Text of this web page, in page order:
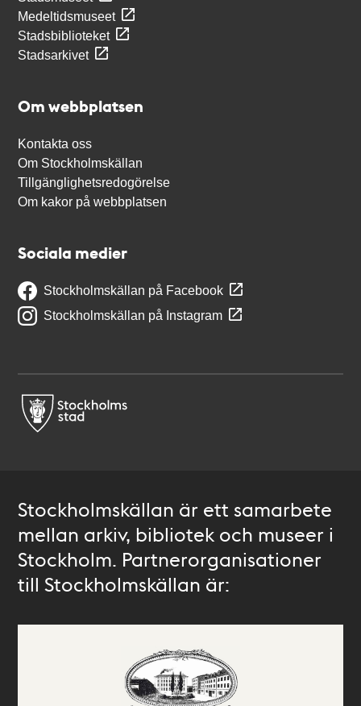
Medeltidsmuseet
Stadsbiblioteket
Stadsarkivet
Om webbplatsen
Kontakta oss
Om Stockholmskällan
Tillgänglighetsredogörelse
Om kakor på webbplatsen
Sociala medier
Stockholmskällan på Facebook
Stockholmskällan på Instagram
Stockholmskällan är ett samarbete
mellan arkiv, bibliotek och museer i
Stockholm. Partnerorganisationer
till Stockholmskällan är: